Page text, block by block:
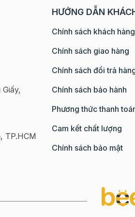
hình hạt cà phê. Để bánh giữ
TP.HCM
HƯỚNG DẪN
Chính sách khách hàng
Chính sách giao hàng
Chính sách đổi trả
Chính sách bảo hành
Phương thức thanh
Cam kết chất lượng
Chính sách bảo mật